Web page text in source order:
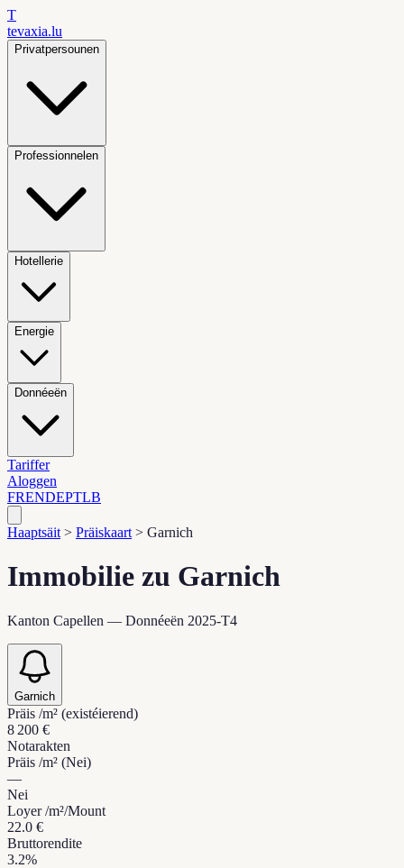
T
tevaxia.lu
Privatpersounen
Professionnelen
Hotellerie
Energie
Donnéeën
Tariffer
Aloggen
FRENDEPTLB
Haaptsäit > Präiskaart > Garnich
Immobilie zu Garnich
Kanton Capellen — Donnéeën 2025-T4
Garnich
Präis /m² (existéierend)
8 200 €
Notarakten
Präis /m² (Nei)
—
Nei
Loyer /m²/Mount
22.0 €
Bruttorendite
3.2%